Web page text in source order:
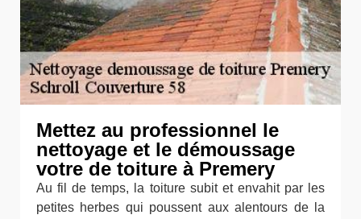
Mettez au professionnel le
nettoyage et le démoussage
votre de toiture à Premery
Au fil de temps, la toiture subit et envahit par les
petites herbes qui poussent aux alentours de la